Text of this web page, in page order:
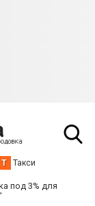
Т Такси
под 3% для